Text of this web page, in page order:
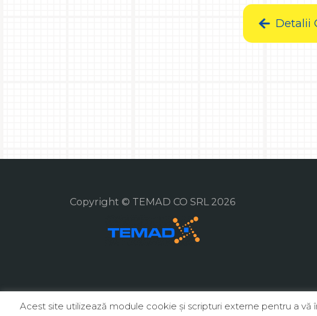
Detalii
Copyright © TEMAD CO SRL 2026
Acest site utilizează module cookie şi scripturi externe pentru a vă